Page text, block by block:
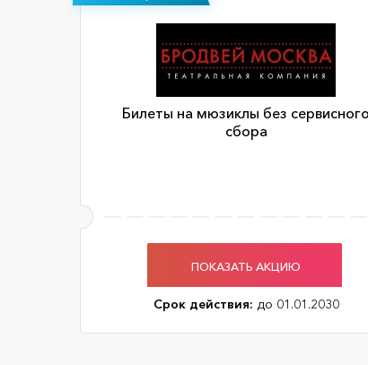
Билеты на мюзиклы без сервисного
сбора
ПОКАЗАТЬ АКЦИЮ
Срок действия: до 01.01.2030